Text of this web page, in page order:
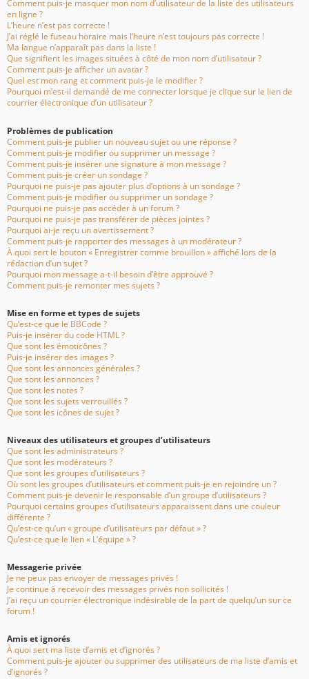
Comment puis-je masquer mon nom d’utilisateur de la liste des utilisateurs
en ligne ?
L’heure n’est pas correcte !
J’ai réglé le fuseau horaire mais l’heure n’est toujours pas correcte !
Ma langue n’apparaît pas dans la liste !
Que signifient les images situées à côté de mon nom d’utilisateur ?
Comment puis-je afficher un avatar ?
Quel est mon rang et comment puis-je le modifier ?
Pourquoi m’est-il demandé de me connecter lorsque je clique sur le lien de
courrier électronique d’un utilisateur ?
Problèmes de publication
Comment puis-je publier un nouveau sujet ou une réponse ?
Comment puis-je modifier ou supprimer un message ?
Comment puis-je insérer une signature à mon message ?
Comment puis-je créer un sondage ?
Pourquoi ne puis-je pas ajouter plus d’options à un sondage ?
Comment puis-je modifier ou supprimer un sondage ?
Pourquoi ne puis-je pas accéder à un forum ?
Pourquoi ne puis-je pas transférer de pièces jointes ?
Pourquoi ai-je reçu un avertissement ?
Comment puis-je rapporter des messages à un modérateur ?
À quoi sert le bouton « Enregistrer comme brouillon » affiché lors de la
rédaction d’un sujet ?
Pourquoi mon message a-t-il besoin d’être approuvé ?
Comment puis-je remonter mes sujets ?
Mise en forme et types de sujets
Qu’est-ce que le BBCode ?
Puis-je insérer du code HTML ?
Que sont les émoticônes ?
Puis-je insérer des images ?
Que sont les annonces générales ?
Que sont les annonces ?
Que sont les notes ?
Que sont les sujets verrouillés ?
Que sont les icônes de sujet ?
Niveaux des utilisateurs et groupes d’utilisateurs
Que sont les administrateurs ?
Que sont les modérateurs ?
Que sont les groupes d’utilisateurs ?
Où sont les groupes d’utilisateurs et comment puis-je en rejoindre un ?
Comment puis-je devenir le responsable d’un groupe d’utilisateurs ?
Pourquoi certains groupes d’utilisateurs apparaissent dans une couleur
différente ?
Qu’est-ce qu’un « groupe d’utilisateurs par défaut » ?
Qu’est-ce que le lien « L’équipe » ?
Messagerie privée
Je ne peux pas envoyer de messages privés !
Je continue à recevoir des messages privés non sollicités !
J’ai reçu un courrier électronique indésirable de la part de quelqu’un sur ce
forum !
Amis et ignorés
À quoi sert ma liste d’amis et d’ignorés ?
Comment puis-je ajouter ou supprimer des utilisateurs de ma liste d’amis et
d’ignorés ?